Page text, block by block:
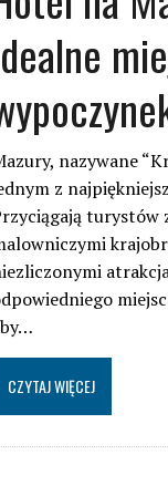
nazywane
z
turystów
CZYTAJ WIĘCEJ